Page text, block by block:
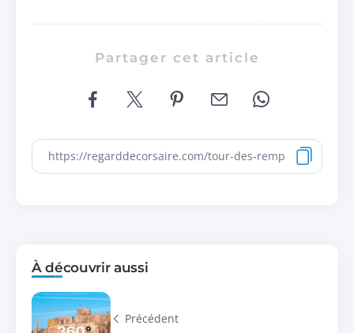
Partager cet article
À découvrir aussi
Précédent